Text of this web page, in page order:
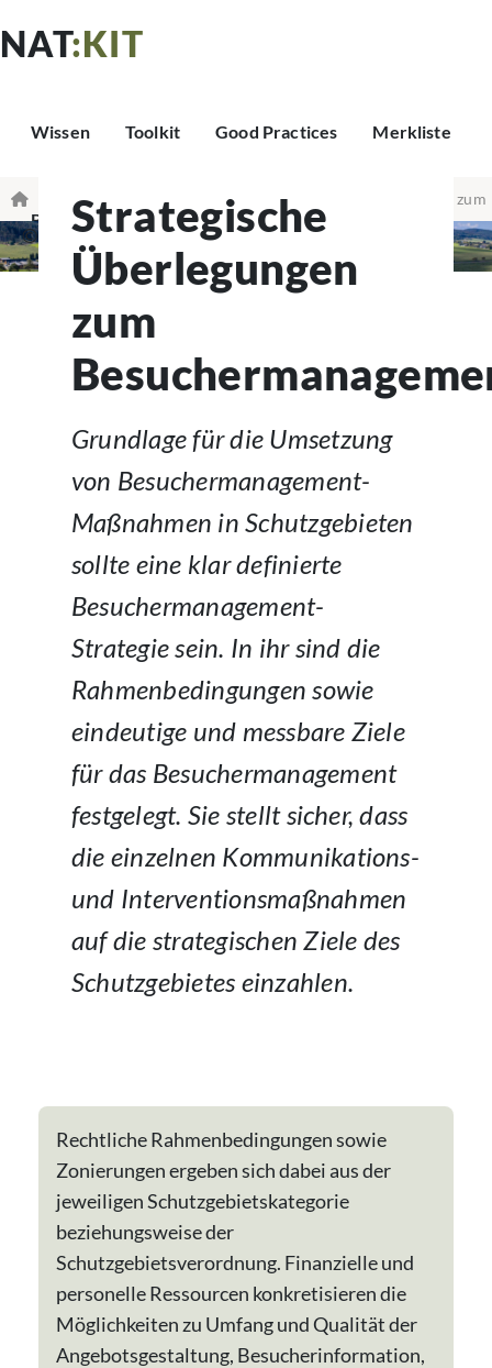
NAT:KIT
Wissen Toolkit Good Practices Merkliste
Beratung & Kontakt
Wissen & Grundlagen Strategische Überlegungen zum
Besuchermanagement
© proshooto.com
Strategische
Überlegungen
zum
Grundlage für die Umsetzung
von Besuchermanagement-
Maßnahmen in Schutzgebieten
sollte eine klar definierte
Besuchermanagement-
Strategie sein. In ihr sind die
Rahmenbedingungen sowie
eindeutige und messbare Ziele
für das Besuchermanagement
festgelegt. Sie stellt sicher, dass
die einzelnen Kommunikations-
und Interventionsmaßnahmen
auf die strategischen Ziele des
Schutzgebietes einzahlen.
Rechtliche Rahmenbedingungen sowie
Zonierungen ergeben sich dabei aus der
jeweiligen Schutzgebietskategorie
beziehungsweise der
Schutzgebietsverordnung. Finanzielle und
personelle Ressourcen konkretisieren die
Möglichkeiten zu Umfang und Qualität der
An­gebotsgestaltung, Besucherinformation,